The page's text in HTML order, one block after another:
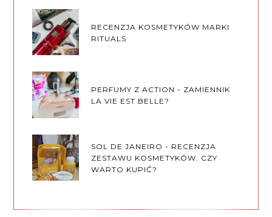
RECENZJA KOSMETYKÓW MARKI
RITUALS
PERFUMY Z ACTION - ZAMIENNIK
LA VIE EST BELLE?
SOL DE JANEIRO - RECENZJA
ZESTAWU KOSMETYKÓW. CZY
WARTO KUPIĆ?